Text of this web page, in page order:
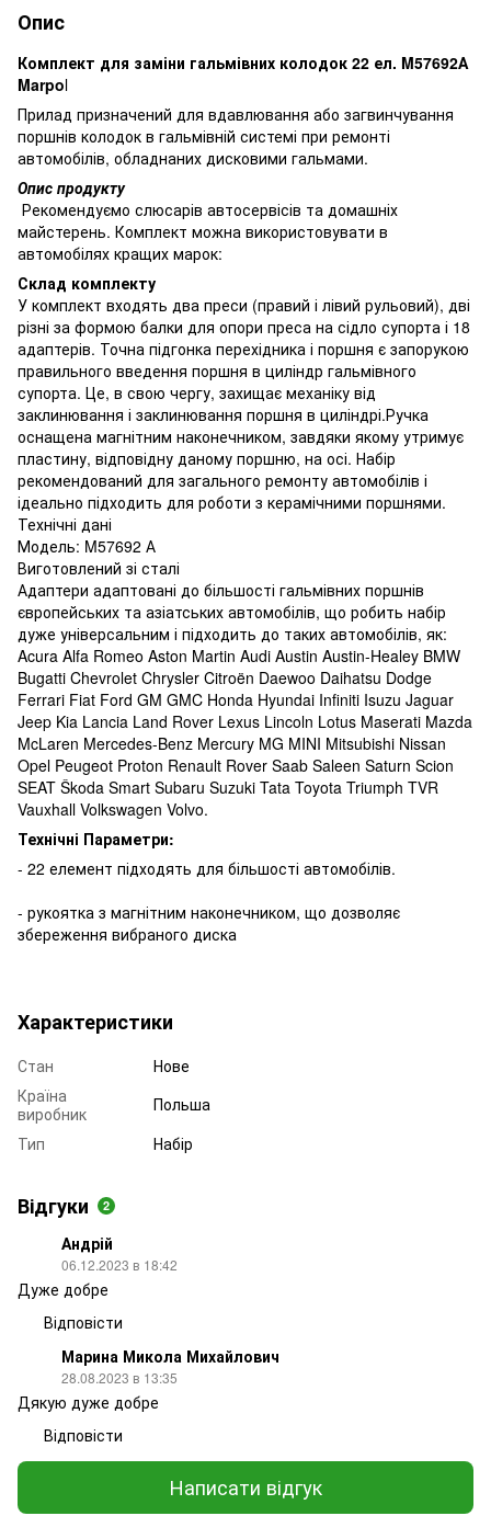
Опис
Комплект для заміни гальмівних колодок 22 ел. M57692А
Marpol
Прилад призначений для вдавлювання або загвинчування
поршнів колодок в гальмівній системі при ремонті
автомобілів, обладнаних дисковими гальмами.
Опис продукту
Рекомендуємо слюсарів автосервісів та домашніх
майстерень. Комплект можна використовувати в
автомобілях кращих марок:
Склад комплекту
У комплект входять два преси (правий і лівий рульовий), дві
різні за формою балки для опори преса на сідло супорта і 18
адаптерів. Точна підгонка перехідника і поршня є запорукою
правильного введення поршня в циліндр гальмівного
супорта. Це, в свою чергу, захищає механіку від
заклинювання і заклинювання поршня в циліндрі.Ручка
оснащена магнітним наконечником, завдяки якому утримує
пластину, відповідну даному поршню, на осі. Набір
рекомендований для загального ремонту автомобілів і
ідеально підходить для роботи з керамічними поршнями.
Технічні дані
Модель: M57692 А
Виготовлений зі сталі
Адаптери адаптовані до більшості гальмівних поршнів
європейських та азіатських автомобілів, що робить набір
дуже універсальним і підходить до таких автомобілів, як:
Acura Alfa Romeo Aston Martin Audi Austin Austin-Healey BMW
Bugatti Chevrolet Chrysler Citroën Daewoo Daihatsu Dodge
Ferrari Fiat Ford GM GMC Honda Hyundai Infiniti Isuzu Jaguar
Jeep Kia Lancia Land Rover Lexus Lincoln Lotus Maserati Mazda
McLaren Mercedes-Benz Mercury MG MINI Mitsubishi Nissan
Opel Peugeot Proton Renault Rover Saab Saleen Saturn Scion
SEAT Škoda Smart Subaru Suzuki Tata Toyota Triumph TVR
Vauxhall Volkswagen Volvo.
Технічні Параметри:
- 22 елемент підходять для більшості автомобілів.
- рукоятка з магнітним наконечником, що дозволяє
збереження вибраного диска
Характеристики
Стан
Нове
Країна
виробник
Польша
Тип
Набір
Відгуки 2
Андрій
06.12.2023 в 18:42
Дуже добре
Відповісти
Марина Микола Михайлович
28.08.2023 в 13:35
Дякую дуже добре
Відповісти
Написати відгук